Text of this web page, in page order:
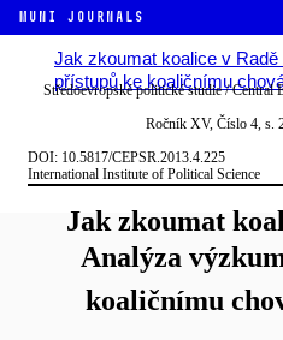
MUNI JOURNALS
Jak zkoumat koalice v
přístupů ke koaličnímu